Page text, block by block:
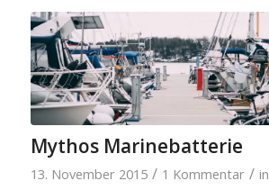
Mythos Marinebatterie
13. November 2015 / 1 Kommentar / in